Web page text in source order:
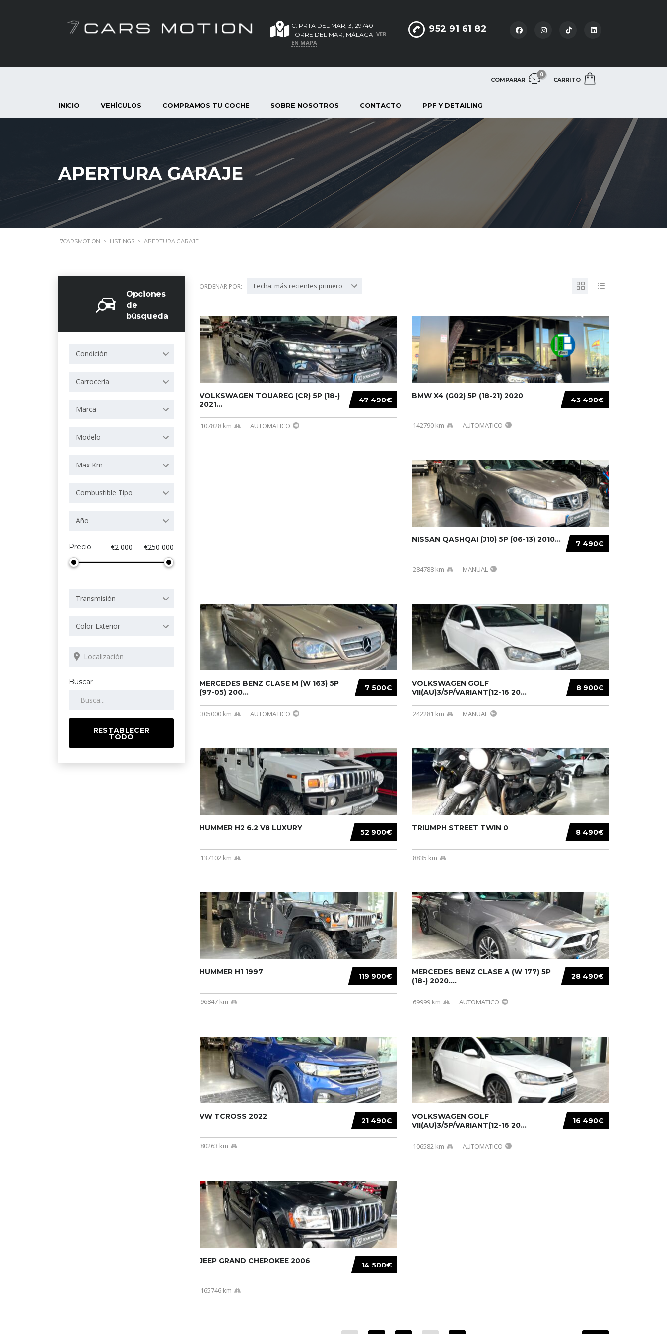
952 91 61 82
C. PRTA DEL MAR, 3, 29740
TORRE DEL MAR, MÁLAGA VER
EN MAPA
COMPARAR
0
CARRITO
INICIO VEHÍCULOS COMPRAMOS TU COCHE SOBRE NOSOTROS CONTACTO PPF Y DETAILING
APERTURA GARAJE
7CARSMOTION > LISTINGS > APERTURA GARAJE
Opciones
de
búsqueda
Condición
Carrocería
Marca
Modelo
Max Km
Combustible Tipo
Año
Precio €2 000 — €250 000
Transmisión
Color Exterior
Buscar
RESTABLECER
TODO
ORDENAR POR: Fecha: más recientes primero
47 490€
VOLKSWAGEN TOUAREG (CR) 5P (18-)
2021...
107828 km AUTOMATICO
43 490€
BMW X4 (G02) 5P (18-21) 2020
142790 km AUTOMATICO
7 490€
NISSAN QASHQAI (J10) 5P (06-13) 2010...
284788 km MANUAL
7 500€
MERCEDES BENZ CLASE M (W 163) 5P
(97-05) 200...
305000 km AUTOMATICO
8 900€
VOLKSWAGEN GOLF
VII(AU)3/5P/VARIANT(12-16 20...
242281 km MANUAL
52 900€
HUMMER H2 6.2 V8 LUXURY
137102 km
8 490€
TRIUMPH STREET TWIN 0
8835 km
119 900€
HUMMER H1 1997
96847 km
28 490€
MERCEDES BENZ CLASE A (W 177) 5P
(18-) 2020....
69999 km AUTOMATICO
21 490€
VW TCROSS 2022
80263 km
16 490€
VOLKSWAGEN GOLF
VII(AU)3/5P/VARIANT(12-16 20...
106582 km AUTOMATICO
14 500€
JEEP GRAND CHEROKEE 2006
165746 km